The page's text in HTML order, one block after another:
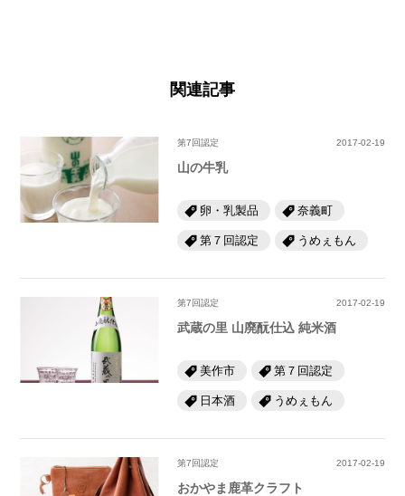
関連記事
第7回認定 2017-02-19
山の牛乳
卵・乳製品 奈義町
第７回認定 うめぇもん
第7回認定 2017-02-19
武蔵の里 山廃酛仕込 純米酒
美作市 第７回認定
日本酒 うめぇもん
第7回認定 2017-02-19
おかやま鹿革クラフト